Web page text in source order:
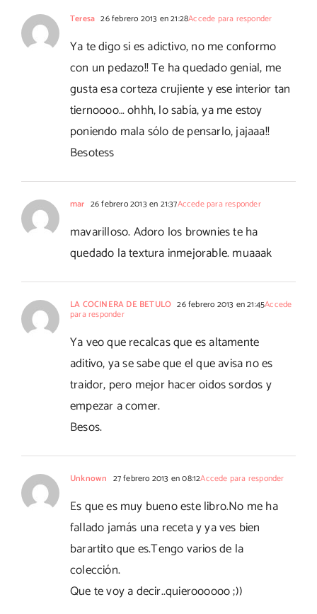
Teresa 26 febrero 2013 en 21:28Accede para responder
Ya te digo si es adictivo, no me conformo
con un pedazo!! Te ha quedado genial, me
gusta esa corteza crujiente y ese interior tan
tiernoooo… ohhh, lo sabía, ya me estoy
poniendo mala sólo de pensarlo, jajaaa!!
Besotess
mar 26 febrero 2013 en 21:37Accede para responder
mavarilloso. Adoro los brownies te ha
quedado la textura inmejorable. muaaak
LA COCINERA DE BETULO 26 febrero 2013 en 21:45Accede
para responder
Ya veo que recalcas que es altamente
aditivo, ya se sabe que el que avisa no es
traidor, pero mejor hacer oidos sordos y
empezar a comer.
Besos.
Unknown 27 febrero 2013 en 08:12Accede para responder
Es que es muy bueno este libro.No me ha
fallado jamás una receta y ya ves bien
barartito que es.Tengo varios de la
colección.
Que te voy a decir..quieroooooo ;))